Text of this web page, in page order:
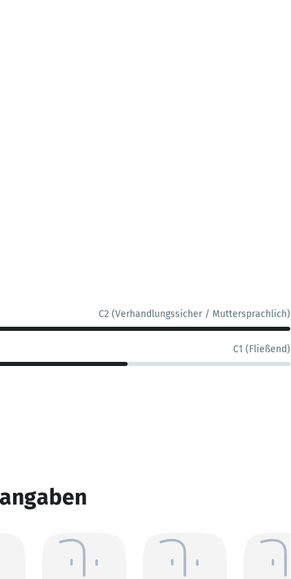
C2 (Verhandlungssicher / Muttersprachlich)
C1 (Fließend)